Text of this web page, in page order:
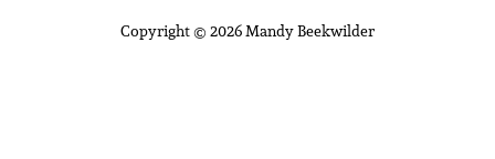
Copyright © 2026 Mandy Beekwilder